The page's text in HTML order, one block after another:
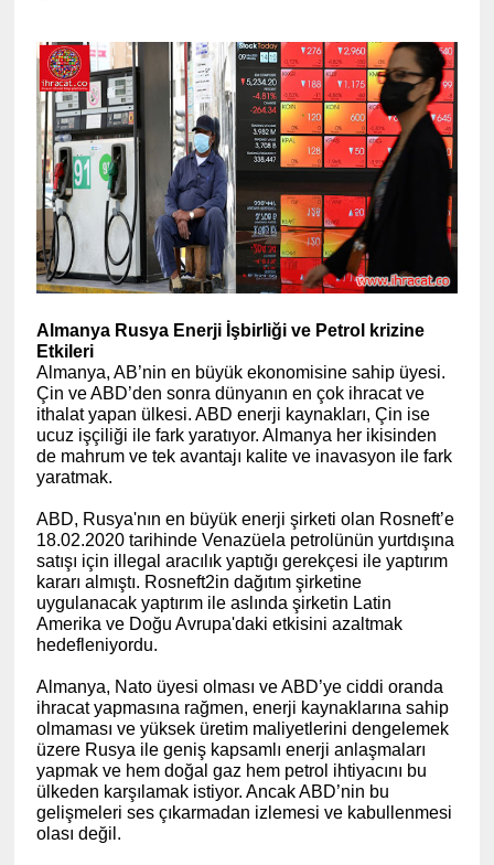
Almanya Rusya Enerji İşbirliği ve Petrol krizine
Etkileri
Almanya, AB’nin en büyük ekonomisine sahip üyesi.
Çin ve ABD’den sonra dünyanın en çok ihracat ve
ithalat yapan ülkesi. ABD enerji kaynakları, Çin ise
ucuz işçiliği ile fark yaratıyor. Almanya her ikisinden
de mahrum ve tek avantajı kalite ve inavasyon ile fark
yaratmak.
ABD, Rusya'nın en büyük enerji şirketi olan Rosneft’e
18.02.2020 tarihinde Venazüela petrolünün yurtdışına
satışı için illegal aracılık yaptığı gerekçesi ile yaptırım
kararı almıştı. Rosneft2in dağıtım şirketine
uygulanacak yaptırım ile aslında şirketin Latin
Amerika ve Doğu Avrupa'daki etkisini azaltmak
hedefleniyordu.
Almanya, Nato üyesi olması ve ABD’ye ciddi oranda
ihracat yapmasına rağmen, enerji kaynaklarına sahip
olmaması ve yüksek üretim maliyetlerini dengelemek
üzere Rusya ile geniş kapsamlı enerji anlaşmaları
yapmak ve hem doğal gaz hem petrol ihtiyacını bu
ülkeden karşılamak istiyor. Ancak ABD’nin bu
gelişmeleri ses çıkarmadan izlemesi ve kabullenmesi
olası değil.